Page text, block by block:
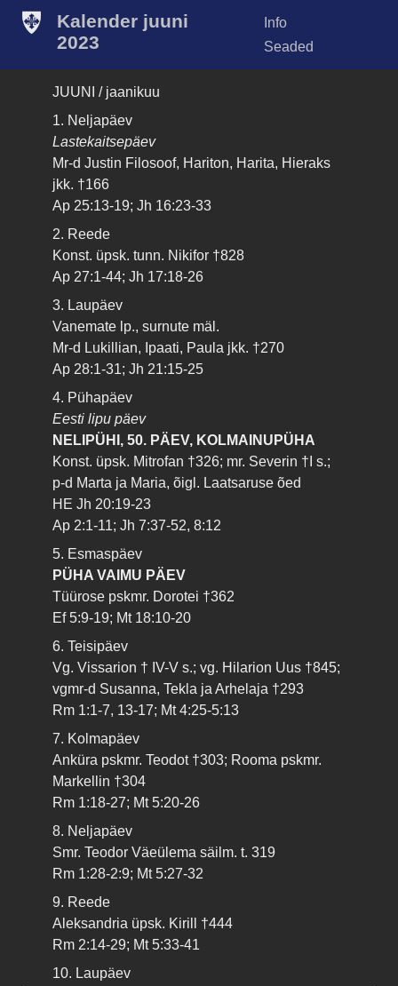
Kalender juuni
2023
Info
Seaded
JUUNI / jaanikuu
1. Neljapäev
Lastekaitsepäev
Mr-d Justin Filosoof, Hariton, Harita, Hieraks
jkk. †166
Ap 25:13-19; Jh 16:23-33
2. Reede
Konst. üpsk. tunn. Nikifor †828
Ap 27:1-44; Jh 17:18-26
3. Laupäev
Vanemate lp., surnute mäl.
Mr-d Lukillian, Ipaati, Paula jkk. †270
Ap 28:1-31; Jh 21:15-25
4. Pühapäev
Eesti lipu päev
NELIPÜHI, 50. PÄEV, KOLMAINUPÜHA
Konst. üpsk. Mitrofan †326; mr. Severin †I s.;
p-d Marta ja Maria, õigl. Laatsaruse õed
HE Jh 20:19-23
Ap 2:1-11; Jh 7:37-52, 8:12
5. Esmaspäev
PÜHA VAIMU PÄEV
Tüürose pskmr. Dorotei †362
Ef 5:9-19; Mt 18:10-20
6. Teisipäev
Vg. Vissarion † IV-V s.; vg. Hilarion Uus †845;
vgmr-d Susanna, Tekla ja Arhelaja †293
Rm 1:1-7, 13-17; Mt 4:25-5:13
7. Kolmapäev
Anküra pskmr. Teodot †303; Rooma pskmr.
Markellin †304
Rm 1:18-27; Mt 5:20-26
8. Neljapäev
Smr. Teodor Väeülema säilm. t. 319
Rm 1:28-2:9; Mt 5:27-32
9. Reede
Aleksandria üpsk. Kirill †444
Rm 2:14-29; Mt 5:33-41
10. Laupäev